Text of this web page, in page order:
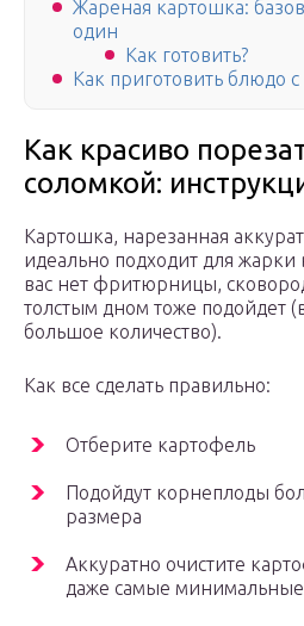
Жареная картошка:
один
Как готовить?
Как приготовить блюдо
Как красиво
соломкой:
Картошка, нарезанная
идеально подходит для
вас нет фритюрницы,
толстым дном тоже подойдет
большое количество).
Как все сделать правильно:
Отберите картофель
Подойдут корнеплоды
размера
Аккуратно очистите
даже самые